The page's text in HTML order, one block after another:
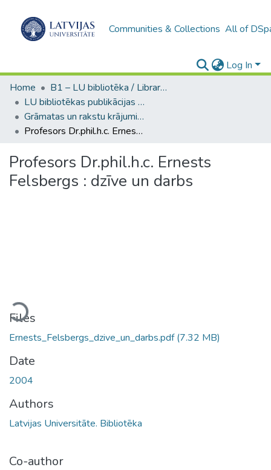
Communities & Collections All of
Log In
Home
B1 – LU bibliotēka / Library of the UL
LU bibliotēkas publikācijas / Publications of the University Library
Grāmatas un rakstu krājumi (LUB) / Books and collected articles
Profesors Dr.phil.h.c. Ernests Felsbergs : dzīve un darbs
Profesors Dr.phil.h.c. Ernests
Felsbergs : dzīve un darbs
Files
Ernests_Felsbergs_dzive_un_darbs.pdf(7.32 MB)
Date
2004
Authors
Latvijas Universitāte. Bibliotēka
Co-author